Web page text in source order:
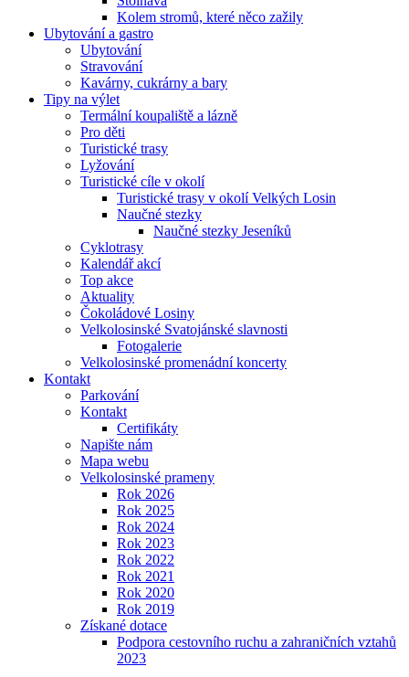
Kolem stromů, které něco zažily
Ubytování a gastro
Ubytování
Stravování
Kavárny, cukrárny a bary
Tipy na výlet
Termální koupaliště a lázně
Pro děti
Turistické trasy
Lyžování
Turistické cíle v okolí
Turistické trasy v okolí Velkých Losin
Naučné stezky
Naučné stezky Jeseníků
Cyklotrasy
Kalendář akcí
Top akce
Aktuality
Čokoládové Losiny
Velkolosinské Svatojánské slavnosti
Fotogalerie
Velkolosinské promenádní koncerty
Kontakt
Parkování
Kontakt
Certifikáty
Napište nám
Mapa webu
Velkolosinské prameny
Rok 2026
Rok 2025
Rok 2024
Rok 2023
Rok 2022
Rok 2021
Rok 2020
Rok 2019
Získané dotace
Podpora cestovního ruchu a zahraničních vztahů
2023